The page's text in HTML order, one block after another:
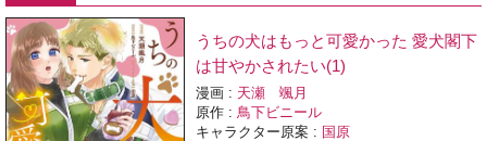
うちの犬はもっと可愛かった 愛犬閣下
は甘やかされたい(1)
漫画 : 天瀬 颯月
原作 : 鳥下ビニール
キャラクター原案 : 国原